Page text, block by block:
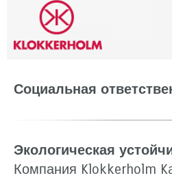
Социальная
Экологическая
Компания Klokkerholm